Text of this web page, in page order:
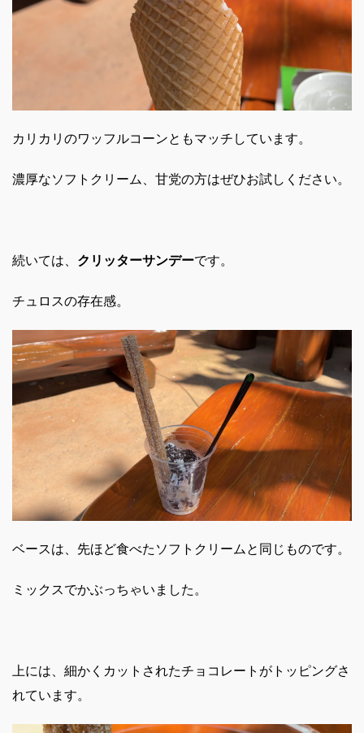
カリカリのワッフルコーンともマッチしています。
濃厚なソフトクリーム、甘党の方はぜひお試しください。
続いては、 クリッターサンデーです。
チュロスの存在感。
ベースは、先ほど食べたソフトクリームと同じものです。
ミックスでかぶっちゃいました。
上には、細かくカットされたチョコレートがトッピングさ
れています。